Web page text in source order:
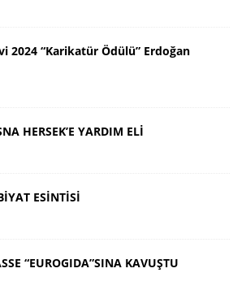
2024 “Karikatür Ödülü” Erdoğan
HERSEK’E YARDIM ELİ
ESİNTİSİ
“EUROGIDA”SINA KAVUŞTU